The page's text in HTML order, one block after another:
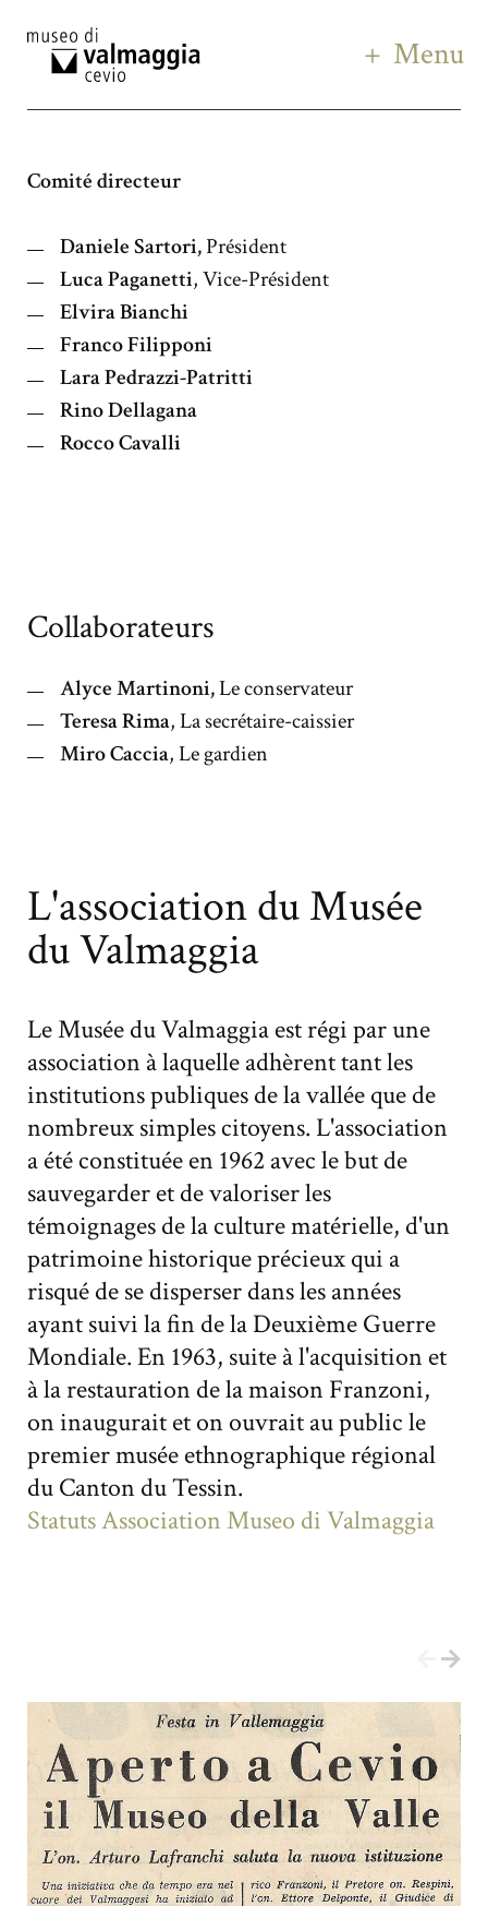
Menu
Comité directeur
Daniele Sartori,Président
Luca Paganetti, Vice-Président
Elvira Bianchi
Franco Filipponi
Lara Pedrazzi-Patritti
Rino Dellagana
Rocco Cavalli
Collaborateurs
Alyce Martinoni,Leconservateur
Teresa Rima, La secrétaire-caissier
Miro Caccia, Le gardien
L'association du Musée
du Valmaggia
Le Musée du Valmaggia est régi par une
association à laquelle adhèrent tant les
institutions publiques de la vallée que de
nombreux simples citoyens. L'association
a été constituée en 1962 avec le but de
sauvegarder et de valoriser les
témoignages de la culture matérielle, d'un
patrimoine historique précieux qui a
risqué de se disperser dans les années
ayant suivi la fin de la Deuxième Guerre
Mondiale. En 1963, suite à l'acquisition et
à la restauration de la maison Franzoni,
on inaugurait et on ouvrait au public le
premier musée ethnographique régional
du Canton du Tessin.
Statuts Association Museo di Valmaggia